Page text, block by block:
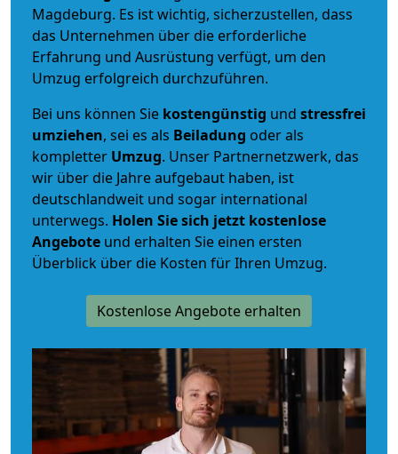
Magdeburg. Es ist wichtig, sicherzustellen, dass
das Unternehmen über die erforderliche
Erfahrung und Ausrüstung verfügt, um den
Umzug erfolgreich durchzuführen.
Bei uns können Sie kostengünstig und stressfrei
umziehen, sei es als Beiladung oder als
kompletter Umzug. Unser Partnernetzwerk, das
wir über die Jahre aufgebaut haben, ist
deutschlandweit und sogar international
unterwegs. Holen Sie sich jetzt kostenlose
Angebote und erhalten Sie einen ersten
Überblick über die Kosten für Ihren Umzug.
Kostenlose Angebote erhalten